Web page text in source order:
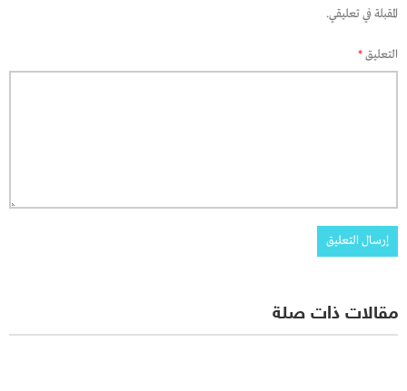
المقبلة في تعليقي.
التعليق*
مقالات ذات صلة